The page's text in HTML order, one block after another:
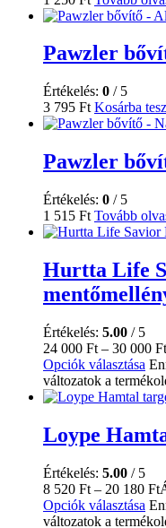
Pawzler
Értékelés: 0 / 5
3 795 Ft Kosárba
Pawzler
Értékelés: 0 / 5
1 515 Ft Tovább
Hurtta Life
Értékelés: 5.00 / 5
24 000 Ft – 30 000 Ft
Opciók választása
változatok a
Loype
Értékelés: 5.00 / 5
8 520 Ft – 20 180 Ft
Opciók választása
változatok a